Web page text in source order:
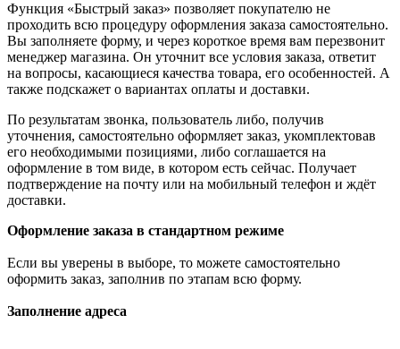
Функция «Быстрый заказ» позволяет покупателю не
проходить всю процедуру оформления заказа самостоятельно.
Вы заполняете форму, и через короткое время вам перезвонит
менеджер магазина. Он уточнит все условия заказа, ответит
на вопросы, касающиеся качества товара, его особенностей. А
также подскажет о вариантах оплаты и доставки.
По результатам звонка, пользователь либо, получив
уточнения, самостоятельно оформляет заказ, укомплектовав
его необходимыми позициями, либо соглашается на
оформление в том виде, в котором есть сейчас. Получает
подтверждение на почту или на мобильный телефон и ждёт
доставки.
Оформление заказа в стандартном режиме
Если вы уверены в выборе, то можете самостоятельно
оформить заказ, заполнив по этапам всю форму.
Заполнение адреса